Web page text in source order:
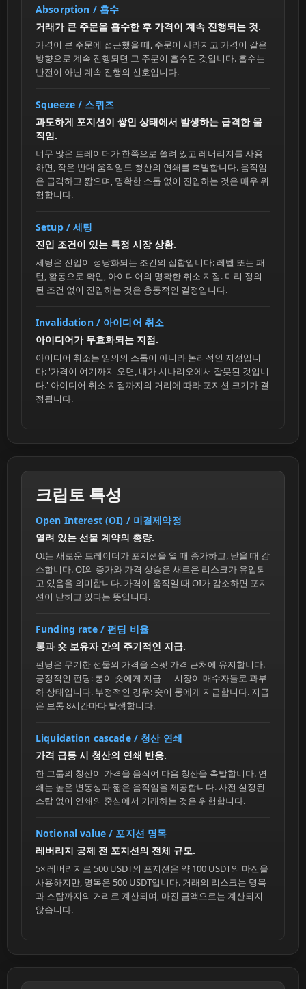
Absorption / 흡수
거래가 큰 주문을 흡수한 후 가격이 계속 진행되는 것.
가격이 큰 주문에 접근했을 때, 주문이 사라지고 가격이 같은
방향으로 계속 진행되면 그 주문이 흡수된 것입니다. 흡수는
반전이 아닌 계속 진행의 신호입니다.
Squeeze / 스퀴즈
과도하게 포지션이 쌓인 상태에서 발생하는 급격한 움
직임.
너무 많은 트레이더가 한쪽으로 쏠려 있고 레버리지를 사용
하면, 작은 반대 움직임도 청산의 연쇄를 촉발합니다. 움직임
은 급격하고 짧으며, 명확한 스톱 없이 진입하는 것은 매우 위
험합니다.
Setup / 세팅
진입 조건이 있는 특정 시장 상황.
세팅은 진입이 정당화되는 조건의 집합입니다: 레벨 또는 패
턴, 활동으로 확인, 아이디어의 명확한 취소 지점. 미리 정의
된 조건 없이 진입하는 것은 충동적인 결정입니다.
Invalidation / 아이디어 취소
아이디어가 무효화되는 지점.
아이디어 취소는 임의의 스톱이 아니라 논리적인 지점입니
다: '가격이 여기까지 오면, 내가 시나리오에서 잘못된 것입니
다.' 아이디어 취소 지점까지의 거리에 따라 포지션 크기가 결
정됩니다.
크립토 특성
Open Interest (OI) / 미결제약정
열려 있는 선물 계약의 총량.
OI는 새로운 트레이더가 포지션을 열 때 증가하고, 닫을 때 감
소합니다. OI의 증가와 가격 상승은 새로운 리스크가 유입되
고 있음을 의미합니다. 가격이 움직일 때 OI가 감소하면 포지
션이 닫히고 있다는 뜻입니다.
Funding rate / 펀딩 비율
롱과 숏 보유자 간의 주기적인 지급.
펀딩은 무기한 선물의 가격을 스팟 가격 근처에 유지합니다.
긍정적인 펀딩: 롱이 숏에게 지급 — 시장이 매수자들로 과부
하 상태입니다. 부정적인 경우: 숏이 롱에게 지급합니다. 지급
은 보통 8시간마다 발생합니다.
Liquidation cascade / 청산 연쇄
가격 급등 시 청산의 연쇄 반응.
한 그룹의 청산이 가격을 움직여 다음 청산을 촉발합니다. 연
쇄는 높은 변동성과 짧은 움직임을 제공합니다. 사전 설정된
스탑 없이 연쇄의 중심에서 거래하는 것은 위험합니다.
Notional value / 포지션 명목
레버리지 공제 전 포지션의 전체 규모.
5× 레버리지로 500 USDT의 포지션은 약 100 USDT의 마진을
사용하지만, 명목은 500 USDT입니다. 거래의 리스크는 명목
과 스탑까지의 거리로 계산되며, 마진 금액으로는 계산되지
않습니다.